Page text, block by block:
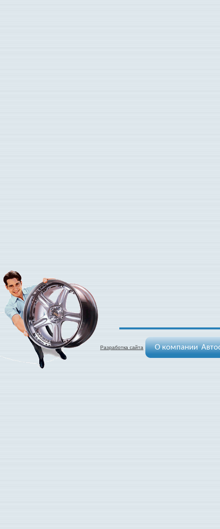
Разработка сайта О компании